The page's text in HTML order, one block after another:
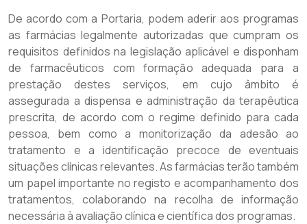
De acordo com a Portaria, podem aderir aos programas
as farmácias legalmente autorizadas que cumpram os
requisitos definidos na legislação aplicável e disponham
de farmacêuticos com formação adequada para a
prestação destes serviços, em cujo âmbito é
assegurada a dispensa e administração da terapêutica
prescrita, de acordo com o regime definido para cada
pessoa, bem como a monitorização da adesão ao
tratamento e a identificação precoce de eventuais
situações clínicas relevantes. As farmácias terão também
um papel importante no registo e acompanhamento dos
tratamentos, colaborando na recolha de informação
necessária à avaliação clínica e científica dos programas.